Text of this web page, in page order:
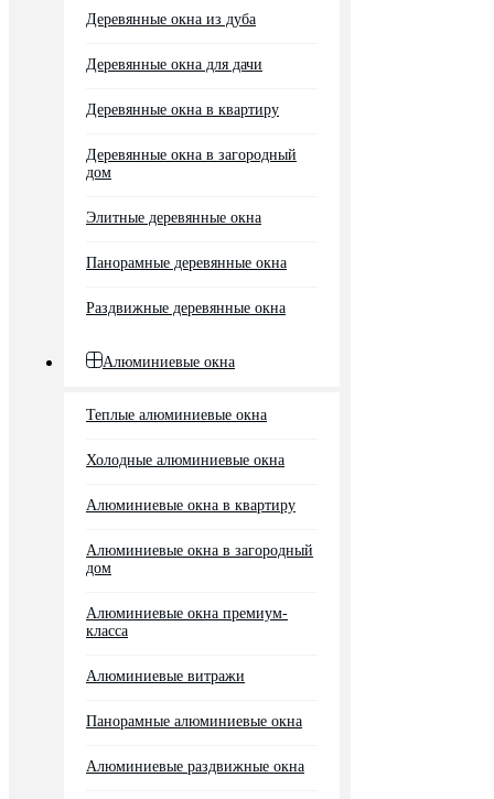
Деревянные окна из дуба
Деревянные окна для дачи
Деревянные окна в квартиру
Деревянные окна в загородный
дом
Элитные деревянные окна
Панорамные деревянные окна
Раздвижные деревянные окна
Алюминиевые окна
Теплые алюминиевые окна
Холодные алюминиевые окна
Алюминиевые окна в квартиру
Алюминиевые окна в загородный
дом
Алюминиевые окна премиум-
класса
Алюминиевые витражи
Панорамные алюминиевые окна
Алюминиевые раздвижные окна